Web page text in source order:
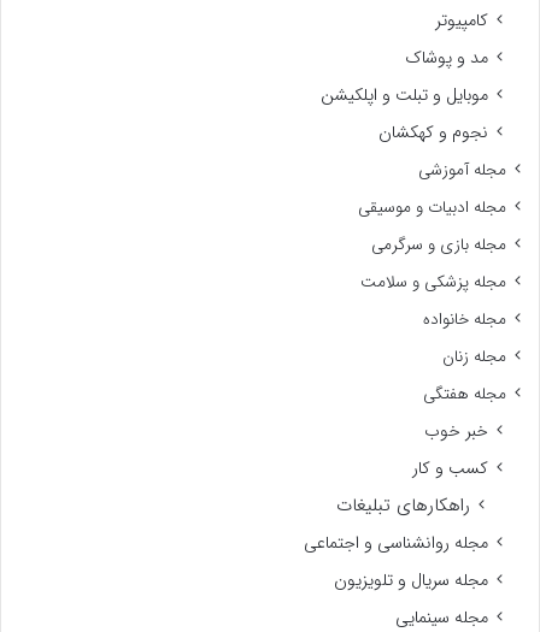
کامپیوتر
مد و پوشاک
موبایل و تبلت و اپلکیشن
نجوم و کهکشان
مجله آموزشی
مجله ادبیات و موسیقی
مجله بازی و سرگرمی
مجله پزشکی و سلامت
مجله خانواده
مجله زنان
مجله هفتگی
خبر خوب
کسب و کار
راهکارهای تبلیغات
مجله روانشناسی و اجتماعی
مجله سریال و تلویزیون
مجله سینمایی